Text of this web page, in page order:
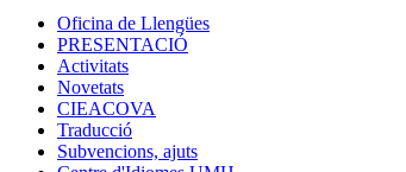
Oficina de Llengües
PRESENTACIÓ
Activitats
Novetats
CIEACOVA
Traducció
Subvencions, ajuts